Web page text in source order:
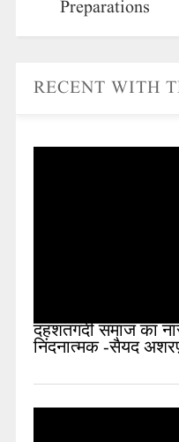
Preparations
RECENT WITH
दहशतगर्दी समाज का
निंदनात्मक -सैयद